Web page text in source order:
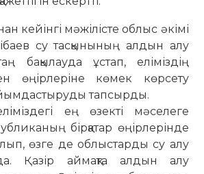
кейінгі мәжілісте облыс әкімі
су тасқынының алдын алу
бақылауда ұстап, еліміздің
өңірлеріне көмек көрсету
тапсырды.
ең өзекті мәселеге
бірқатар өңірлерінде
өзге де облыстарды су алу
Қазір аймақта алдын алу